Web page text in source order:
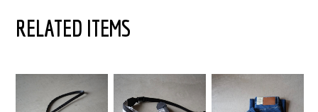
RELATED ITEMS